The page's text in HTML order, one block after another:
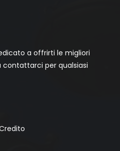
a offrirti le migliori
contattarci per qualsiasi